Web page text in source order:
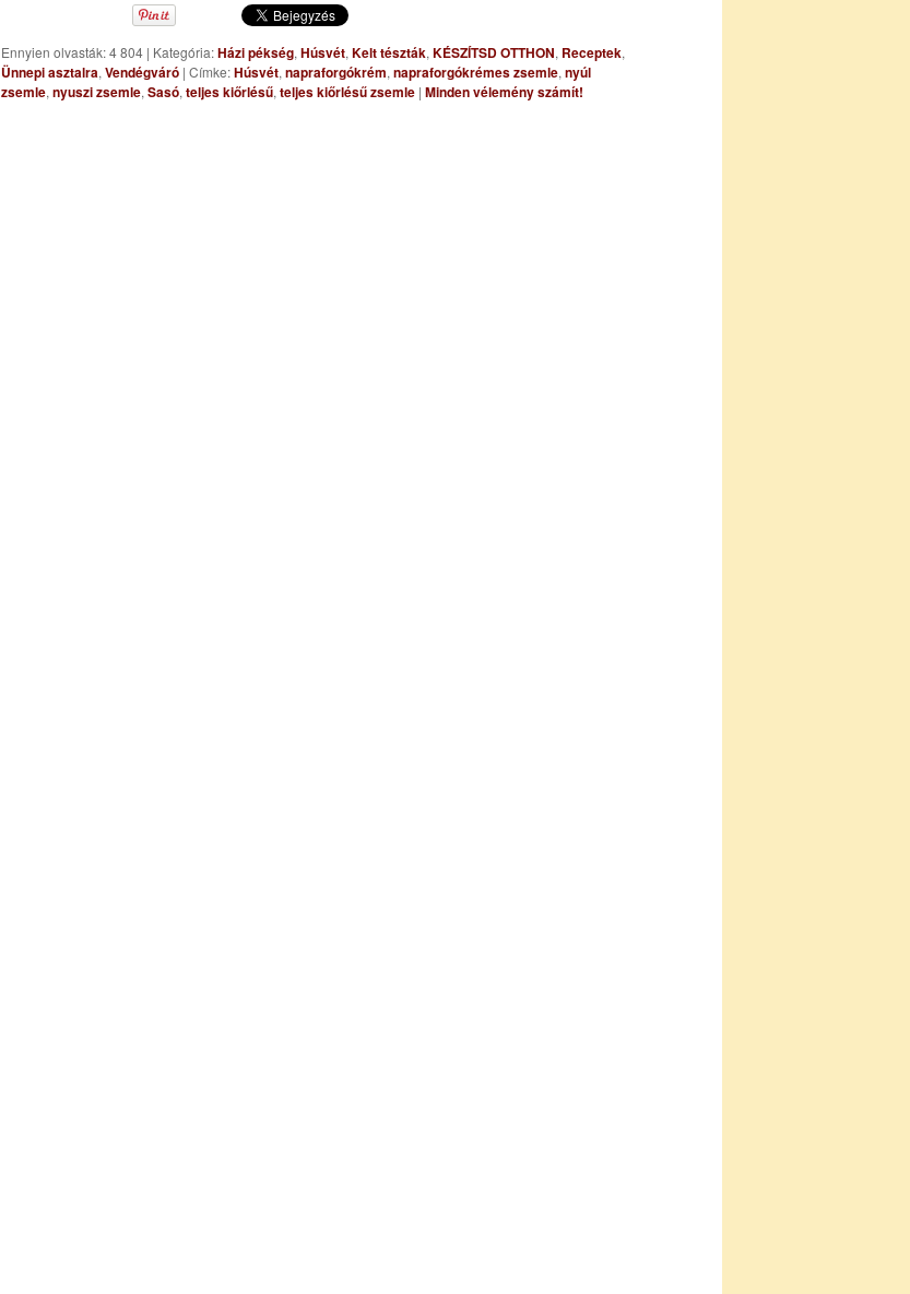
Ennyien olvasták: 4 804 | Kategória:Házi pékség, Húsvét, Kelt tészták, KÉSZÍTSD OTTHON, Receptek,
Ünnepi asztalra, Vendégváró | Címke:Húsvét, napraforgókrém, napraforgókrémes zsemle, nyúl
zsemle, nyuszi zsemle, Sasó, teljes kiőrlésű, teljes kiőrlésű zsemle | Minden vélemény számít!